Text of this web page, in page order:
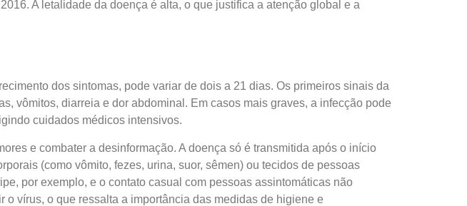
A letalidade da doença é alta, o que justifica a atenção global e a
dos sintomas, pode variar de dois a 21 dias. Os primeiros sinais da
vômitos, diarreia e dor abdominal. Em casos mais graves, a infecção pode
cuidados médicos intensivos.
e combater a desinformação. A doença só é transmitida após o início
(como vômito, fezes, urina, suor, sêmen) ou tecidos de pessoas
por exemplo, e o contato casual com pessoas assintomáticas não
vírus, o que ressalta a importância das medidas de higiene e